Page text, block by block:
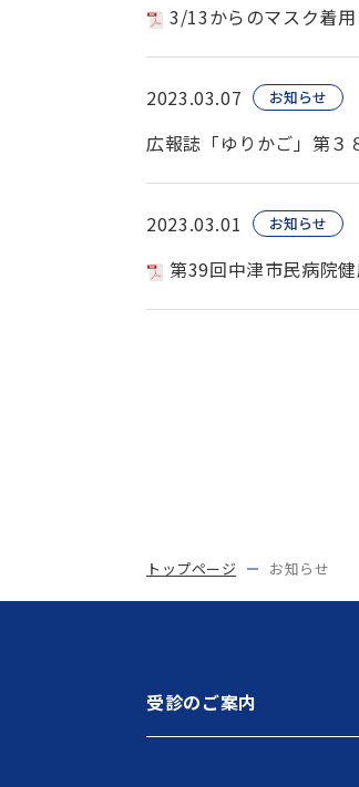
3/13からのマスク着用
2023.03.07 お知らせ
広報誌「ゆりかご」第３
2023.03.01 お知らせ
第39回中津市民病院健
トップページ お知らせ
受診のご案内